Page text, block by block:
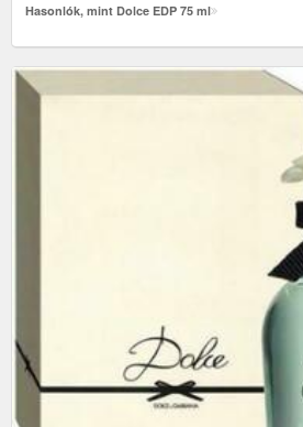
Hasonlók, mint Dolce EDP 75 ml